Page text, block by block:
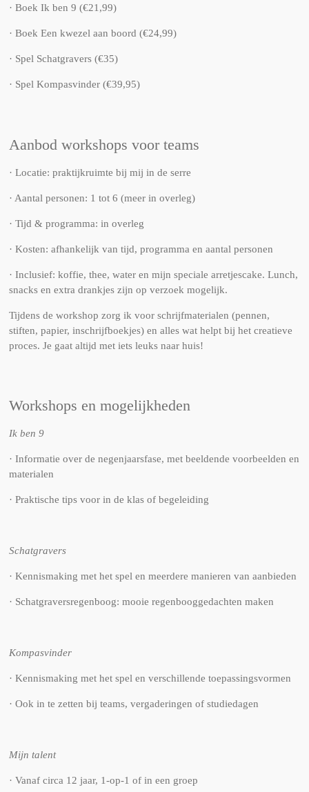
· Boek Ik ben 9 (€21,99)
· Boek Een kwezel aan boord (€24,99)
· Spel Schatgravers (€35)
· Spel Kompasvinder (€39,95)
Aanbod workshops voor teams
· Locatie: praktijkruimte bij mij in de serre
· Aantal personen: 1 tot 6 (meer in overleg)
· Tijd & programma: in overleg
· Kosten: afhankelijk van tijd, programma en aantal personen
· Inclusief: koffie, thee, water en mijn speciale arretjescake. Lunch,
snacks en extra drankjes zijn op verzoek mogelijk.
Tijdens de workshop zorg ik voor schrijfmaterialen (pennen,
stiften, papier, inschrijfboekjes) en alles wat helpt bij het creatieve
proces. Je gaat altijd met iets leuks naar huis!
Workshops en mogelijkheden
Ik ben 9
· Informatie over de negenjaarsfase, met beeldende voorbeelden en
materialen
· Praktische tips voor in de klas of begeleiding
Schatgravers
· Kennismaking met het spel en meerdere manieren van aanbieden
· Schatgraversregenboog: mooie regenbooggedachten maken
Kompasvinder
· Kennismaking met het spel en verschillende toepassingsvormen
· Ook in te zetten bij teams, vergaderingen of studiedagen
Mijn talent
· Vanaf circa 12 jaar, 1-op-1 of in een groep